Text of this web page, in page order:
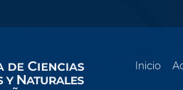
Inicio